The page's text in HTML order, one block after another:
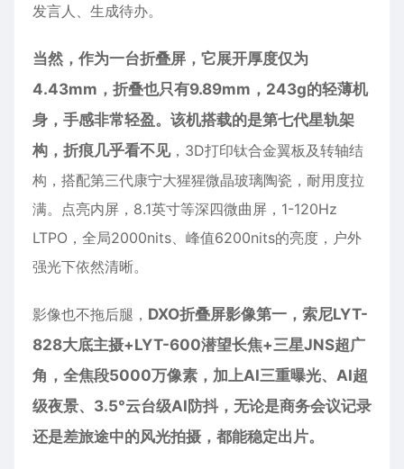
发言人、生成待办。
当然，作为一台折叠屏，它展开厚度仅为
4.43mm，折叠也只有9.89mm，243g的轻薄机
身，手感非常轻盈。该机搭载的是第七代星轨架
构，折痕几乎看不见，3D打印钛合金翼板及转轴结
构，搭配第三代康宁大猩猩微晶玻璃陶瓷，耐用度拉
满。点亮内屏，8.1英寸等深四微曲屏，1-120Hz
LTPO，全局2000nits、峰值6200nits的亮度，户外
强光下依然清晰。
影像也不拖后腿， DXO折叠屏影像第一，索尼LYT-
828大底主摄+LYT-600潜望长焦+三星JNS超广
角，全焦段5000万像素，加上AI三重曝光、AI超
级夜景、3.5°云台级AI防抖，无论是商务会议记录
还是差旅途中的风光拍摄，都能稳定出片。